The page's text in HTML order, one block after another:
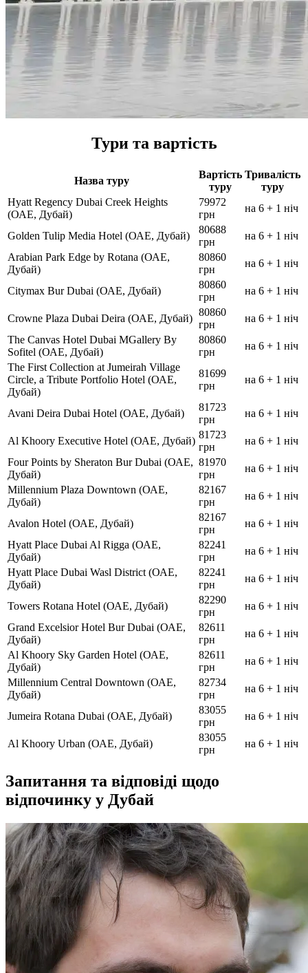
Тури та вартість
Назва туру
Вартість
туру
Тривалість
туру
Hyatt Regency Dubai Creek Heights
(ОАЕ, Дубай)
79972
грн
на 6 + 1 ніч
Golden Tulip Media Hotel (ОАЕ, Дубай)
80688
грн
на 6 + 1 ніч
Arabian Park Edge by Rotana (ОАЕ,
Дубай)
80860
грн
на 6 + 1 ніч
Citymax Bur Dubai (ОАЕ, Дубай)
80860
грн
на 6 + 1 ніч
Crowne Plaza Dubai Deira (ОАЕ, Дубай)
80860
грн
на 6 + 1 ніч
The Canvas Hotel Dubai MGallery By
Sofitel (ОАЕ, Дубай)
80860
грн
на 6 + 1 ніч
The First Collection at Jumeirah Village
Circle, a Tribute Portfolio Hotel (ОАЕ,
Дубай)
81699
грн
на 6 + 1 ніч
Avani Deira Dubai Hotel (ОАЕ, Дубай)
81723
грн
на 6 + 1 ніч
Al Khoory Executive Hotel (ОАЕ, Дубай)
81723
грн
на 6 + 1 ніч
Four Points by Sheraton Bur Dubai (ОАЕ,
Дубай)
81970
грн
на 6 + 1 ніч
Millennium Plaza Downtown (ОАЕ,
Дубай)
82167
грн
на 6 + 1 ніч
Avalon Hotel (ОАЕ, Дубай)
82167
грн
на 6 + 1 ніч
Hyatt Place Dubai Al Rigga (ОАЕ,
Дубай)
82241
грн
на 6 + 1 ніч
Hyatt Place Dubai Wasl District (ОАЕ,
Дубай)
82241
грн
на 6 + 1 ніч
Towers Rotana Hotel (ОАЕ, Дубай)
82290
грн
на 6 + 1 ніч
Grand Excelsior Hotel Bur Dubai (ОАЕ,
Дубай)
82611
грн
на 6 + 1 ніч
Al Khoory Sky Garden Hotel (ОАЕ,
Дубай)
82611
грн
на 6 + 1 ніч
Millennium Central Downtown (ОАЕ,
Дубай)
82734
грн
на 6 + 1 ніч
Jumeira Rotana Dubai (ОАЕ, Дубай)
83055
грн
на 6 + 1 ніч
Al Khoory Urban (ОАЕ, Дубай)
83055
грн
на 6 + 1 ніч
Запитання та відповіді щодо
відпочинку у Дубай